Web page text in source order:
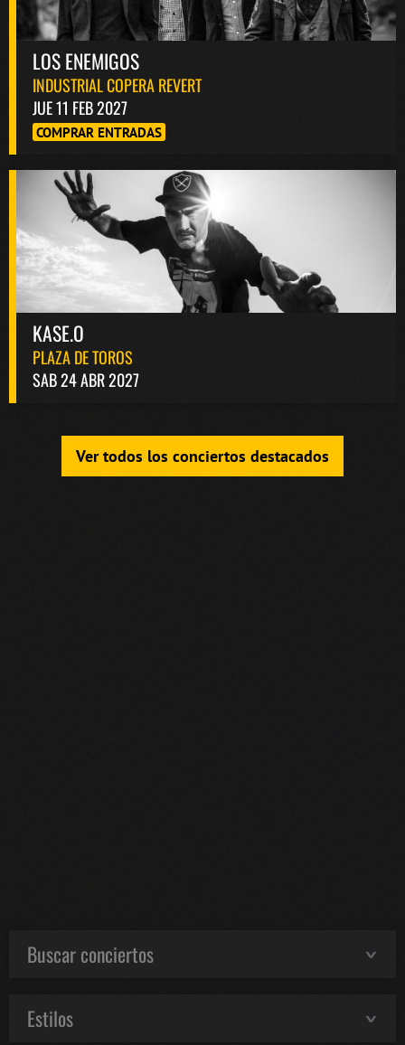
LOS ENEMIGOS
INDUSTRIAL COPERA REVERT
JUE 11 FEB 2027
COMPRAR ENTRADAS
KASE.O
PLAZA DE TOROS
SAB 24 ABR 2027
Ver todos los conciertos destacados
Buscar conciertos
Estilos